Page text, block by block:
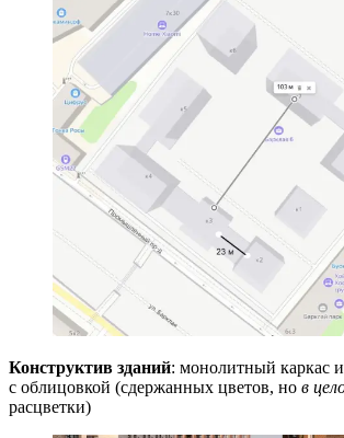
Конструктив зданий: монолитный каркас
с облицовкой (сдержанных цветов, но в
расцветки)